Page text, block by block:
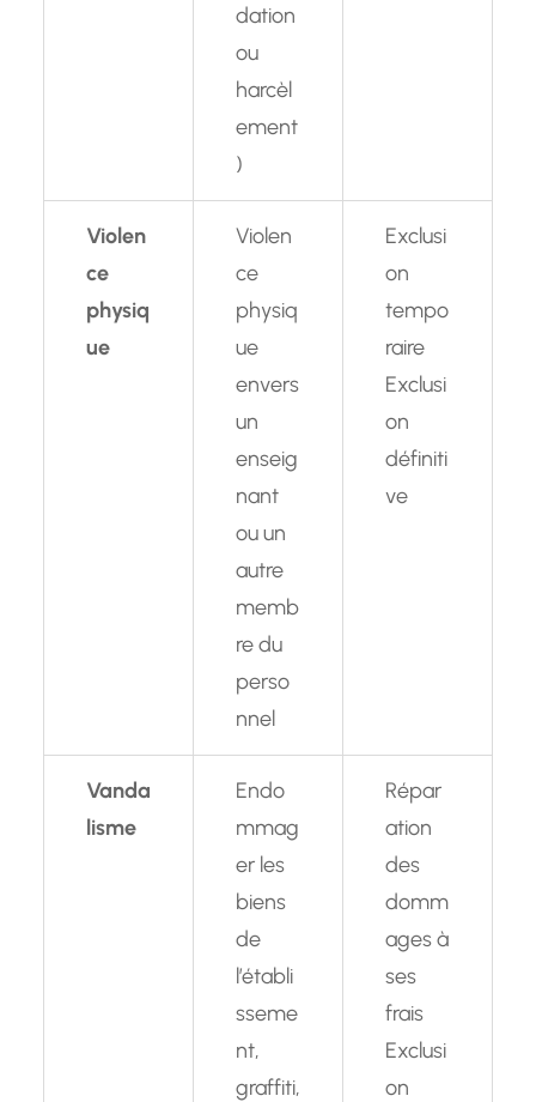
dation
ou
harcèl
ement
)
Violen
ce
physiq
ue
Violen
ce
physiq
ue
envers
un
enseig
nant
ou un
autre
memb
re du
perso
nnel
Exclusi
on
tempo
raire
Exclusi
on
définiti
ve
Vanda
lisme
Endo
mmag
er les
biens
de
l’établi
sseme
nt,
graffiti,
Répar
ation
des
domm
ages à
ses
frais
Exclusi
on